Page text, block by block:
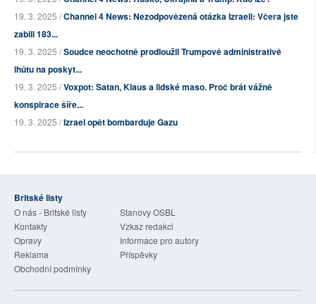
19. 3. 2025 /Channel 4 News: Nezodpovězená otázka Izraeli: Včera jste
zabili 183...
19. 3. 2025 /Soudce neochotně prodloužil Trumpově administrativě
lhůtu na poskyt...
19. 3. 2025 /Voxpot: Satan, Klaus a lidské maso. Proč brát vážně
konspirace šíře...
19. 3. 2025 /Izrael opět bombarduje Gazu
Britské listy
O nás - Britské listy
Stanovy OSBL
Kontakty
Vzkaz redakci
Opravy
Informace pro autory
Reklama
Příspěvky
Obchodní podmínky